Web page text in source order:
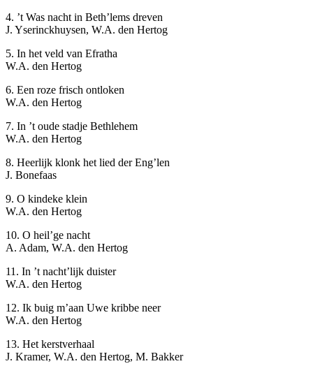
4. ’t Was nacht in Beth’lems dreven
J. Yserinckhuysen, W.A. den Hertog
5. In het veld van Efratha
W.A. den Hertog
6. Een roze frisch ontloken
W.A. den Hertog
7. In ’t oude stadje Bethlehem
W.A. den Hertog
8. Heerlijk klonk het lied der Eng’len
J. Bonefaas
9. O kindeke klein
W.A. den Hertog
10. O heil’ge nacht
A. Adam, W.A. den Hertog
11. In ’t nacht’lijk duister
W.A. den Hertog
12. Ik buig m’aan Uwe kribbe neer
W.A. den Hertog
13. Het kerstverhaal
J. Kramer, W.A. den Hertog, M. Bakker